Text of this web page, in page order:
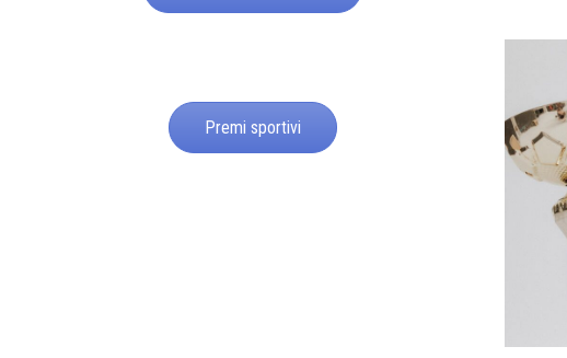
Premi sportivi